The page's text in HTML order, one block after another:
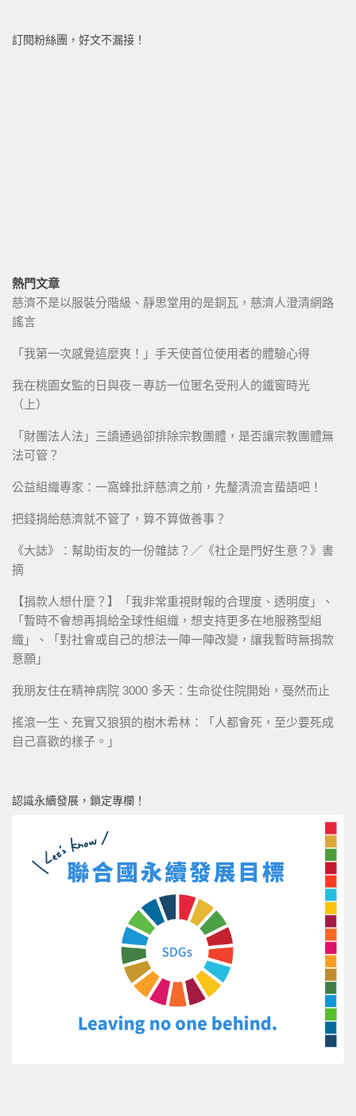
訂閱粉絲團，好文不漏接！
熱門文章
慈濟不是以服裝分階級、靜思堂用的是銅瓦，慈濟人澄清網路
謠言
「我第一次感覺這麼爽！」手天使首位使用者的體驗心得
我在桃園女監的日與夜－專訪一位匿名受刑人的鐵窗時光
（上）
「財團法人法」三讀通過卻排除宗教團體，是否讓宗教團體無
法可管？
公益組織專家：一窩蜂批評慈濟之前，先釐清流言蜚語吧！
把錢捐給慈濟就不管了，算不算做善事？
《大誌》：幫助街友的一份雜誌？／《社企是門好生意？》書
摘
【捐款人想什麼？】「我非常重視財報的合理度、透明度」、
「暫時不會想再捐給全球性組織，想支持更多在地服務型組
織」、「對社會或自己的想法一陣一陣改變，讓我暫時無捐款
意願」
我朋友住在精神病院 3000 多天：生命從住院開始，戞然而止
搖滾一生、充實又狼狽的樹木希林：「人都會死，至少要死成
自己喜歡的樣子。」
認識永續發展，鎖定專欄！